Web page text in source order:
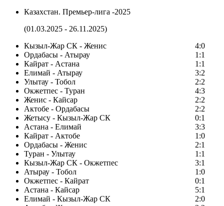
Казахстан. Премьер-лига -2025
(01.03.2025 - 26.11.2025)
Кызыл-Жар СК - Женис
4:0
Ордабасы - Атырау
1:1
Кайрат - Астана
1:1
Елимай - Атырау
3:2
Улытау - Тобол
2:2
Окжетпес - Туран
4:3
Женис - Кайсар
2:2
Актобе - Ордабасы
2:2
Жетысу - Кызыл-Жар СК
0:1
Астана - Елимай
3:3
Кайрат - Актобе
1:0
Ордабасы - Женис
2:1
Туран - Улытау
1:1
Кызыл-Жар СК - Окжетпес
3:1
Атырау - Тобол
1:0
Окжетпес - Кайрат
0:1
Астана - Кайсар
5:1
Елимай - Кызыл-Жар СК
2:0